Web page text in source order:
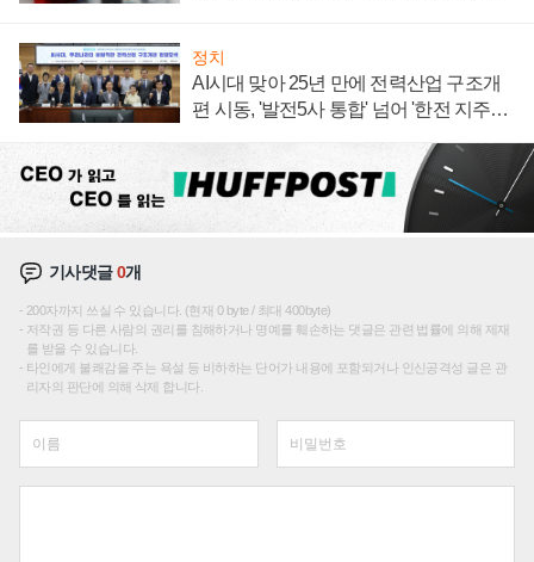
정치
AI시대 맞아 25년 만에 전력산업 구조개
편 시동, '발전5사 통합' 넘어 '한전 지주사'
기사댓글0개
200자까지 쓰실 수 있습니다. (현재 0 byte / 최대 400byte)
저작권 등 다른 사람의 권리를 침해하거나 명예를 훼손하는 댓글은 관련 법률에 의해 제재
를 받을 수 있습니다.
타인에게 불쾌감을 주는 욕설 등 비하하는 단어가 내용에 포함되거나 인신공격성 글은 관
리자의 판단에 의해 삭제 합니다.